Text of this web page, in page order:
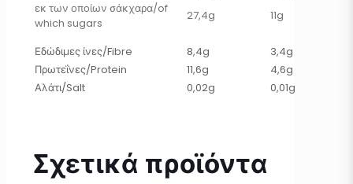
εκ των οποίων σάκχαρα/of
which sugars
27,4g
11g
Εδώδιμες ίνες/Fibre 8,4g
3,4g
Πρωτεΐνες/Protein
11,6g
4,6g
Αλάτι/Salt
0,02g 0,01g
Σχετικά προϊόντα